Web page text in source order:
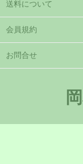
送料について
会員規約
お問合せ